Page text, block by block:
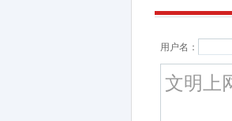
用户名：